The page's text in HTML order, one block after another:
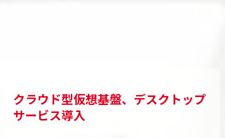
クラウド型仮想基盤、デスクトップ
サービス導入